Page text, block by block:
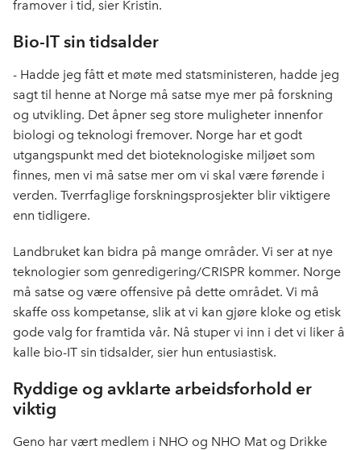
framover i tid, sier Kristin.
Bio-IT sin tidsalder
- Hadde jeg fått et møte med statsministeren, hadde jeg
sagt til henne at Norge må satse mye mer på forskning
og utvikling. Det åpner seg store muligheter innenfor
biologi og teknologi fremover. Norge har et godt
utgangspunkt med det bioteknologiske miljøet som
finnes, men vi må satse mer om vi skal være førende i
verden. Tverrfaglige forskningsprosjekter blir viktigere
enn tidligere.
Landbruket kan bidra på mange områder. Vi ser at nye
teknologier som genredigering/CRISPR kommer. Norge
må satse og være offensive på dette området. Vi må
skaffe oss kompetanse, slik at vi kan gjøre kloke og etisk
gode valg for framtida vår. Nå stuper vi inn i det vi liker å
kalle bio-IT sin tidsalder, sier hun entusiastisk.
Ryddige og avklarte arbeidsforhold er
viktig
Geno har vært medlem i NHO og NHO Mat og Drikke